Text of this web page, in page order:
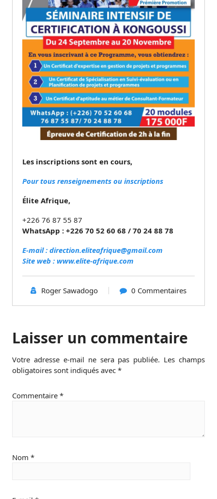
Les inscriptions sont en cours,
Pour tous renseignements ou inscriptions
Élite Afrique,
+226 76 87 55 87
WhatsApp : +226 70 52 60 68 / 70 24 88 78
E-mail : direction.eliteafrique@gmail.com
Site web : www.elite-afrique.com
Roger Sawadogo 0 Commentaires
Laisser un commentaire
Votre adresse e-mail ne sera pas publiée. Les champs
obligatoires sont indiqués avec *
Commentaire *
Nom *